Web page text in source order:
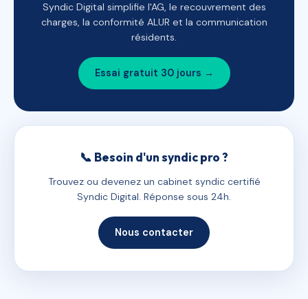
Syndic Digital simplifie l'AG, le recouvrement des
charges, la conformité ALUR et la communication
résidents.
Essai gratuit 30 jours →
📞 Besoin d'un syndic pro ?
Trouvez ou devenez un cabinet syndic certifié
Syndic Digital. Réponse sous 24h.
Nous contacter